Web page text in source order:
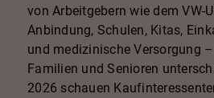
von Arbeitgebern wie dem VW-
Anbindung, Schulen, Kitas,
und medizinische Versorgung
Familien und Senioren
2026 schauen